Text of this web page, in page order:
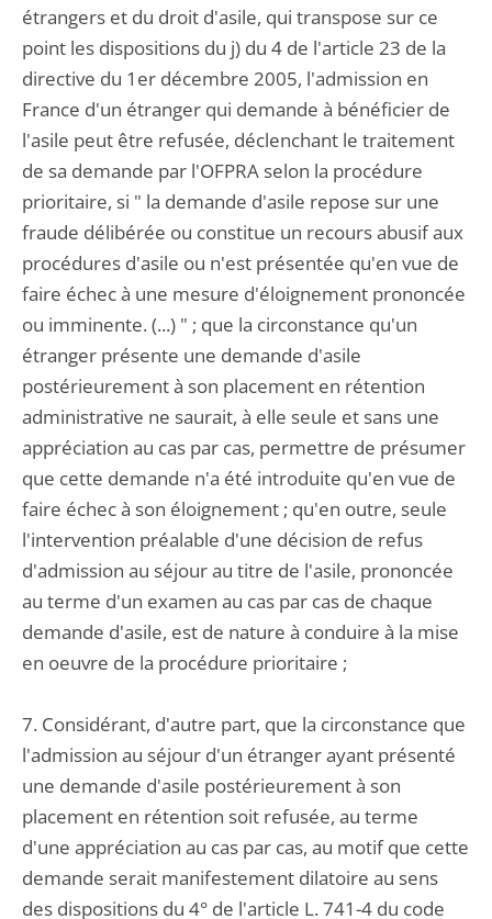
étrangers et du droit d'asile, qui transpose sur ce
point les dispositions du j) du 4 de l'article 23 de la
directive du 1er décembre 2005, l'admission en
France d'un étranger qui demande à bénéficier de
l'asile peut être refusée, déclenchant le traitement
de sa demande par l'OFPRA selon la procédure
prioritaire, si " la demande d'asile repose sur une
fraude délibérée ou constitue un recours abusif aux
procédures d'asile ou n'est présentée qu'en vue de
faire échec à une mesure d'éloignement prononcée
ou imminente. (...) " ; que la circonstance qu'un
étranger présente une demande d'asile
postérieurement à son placement en rétention
administrative ne saurait, à elle seule et sans une
appréciation au cas par cas, permettre de présumer
que cette demande n'a été introduite qu'en vue de
faire échec à son éloignement ; qu'en outre, seule
l'intervention préalable d'une décision de refus
d'admission au séjour au titre de l'asile, prononcée
au terme d'un examen au cas par cas de chaque
demande d'asile, est de nature à conduire à la mise
en oeuvre de la procédure prioritaire ;
7. Considérant, d'autre part, que la circonstance que
l'admission au séjour d'un étranger ayant présenté
une demande d'asile postérieurement à son
placement en rétention soit refusée, au terme
d'une appréciation au cas par cas, au motif que cette
demande serait manifestement dilatoire au sens
des dispositions du 4° de l'article L. 741-4 du code